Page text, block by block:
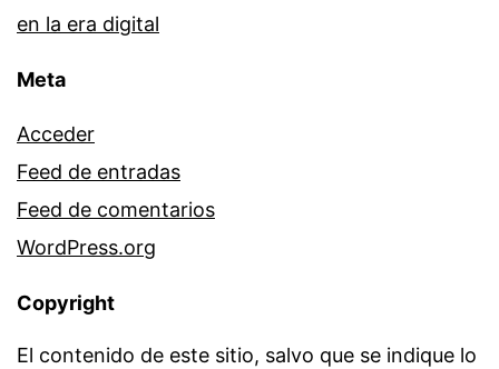
en la era digital
Meta
Acceder
Feed de entradas
Feed de comentarios
WordPress.org
Copyright
El contenido de este sitio, salvo que se indique lo